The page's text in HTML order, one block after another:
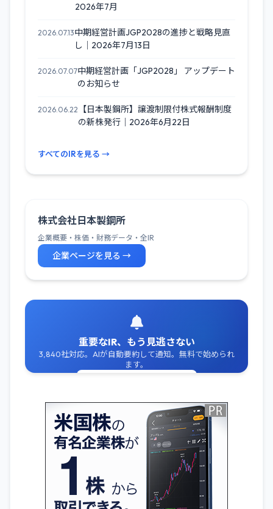
2026年7月
2026.07.13中期経営計画JGP2028の進捗と戦略見直
し｜2026年7月13日
2026.07.07中期経営計画「JGP2028」 アップデート
のお知らせ
2026.06.22
【日本製鋼所】譲渡制限付株式報酬制度
の新株発行｜2026年6月22日
すべてのIRを見る →
株式会社日本製鋼所
企業概要・株価・財務データ・全IR
企業ページを見る →
重要なIR、もう見逃さない
3,840社対応。AIが自動要約して通知。無料で始められ
ます。